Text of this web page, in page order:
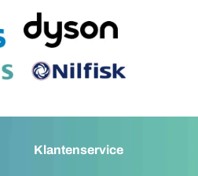
Klantenservice